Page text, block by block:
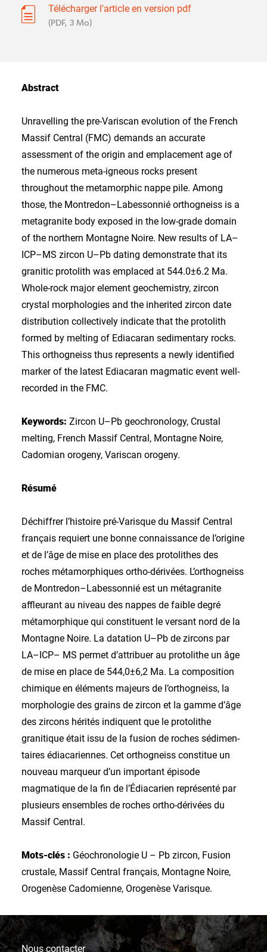
Télécharger l'article en version pdf
(PDF, 3 Mo)
Abstract
Unravelling the pre-Variscan evolution of the French
Massif Central (FMC) demands an accurate
assessment of the origin and emplacement age of
the numerous meta-igneous rocks present
throughout the metamorphic nappe pile. Among
those, the Montredon–Labessonnié orthogneiss is a
metagranite body exposed in the low-grade domain
of the northern Montagne Noire. New results of LA–
ICP–MS zircon U–Pb dating demonstrate that its
granitic protolith was emplaced at 544.0±6.2 Ma.
Whole-rock major element geo­chemistry, zircon
crystal morphologies and the inherited zircon date
distribution collectively indicate that the protolith
formed by melting of Ediacaran sedimentary rocks.
This orthogneiss thus represents a newly identified
marker of the latest Ediacaran magmatic event well-
recorded in the FMC.
Keywords: Zircon U–Pb geochronology, Crustal
melting, French Massif Central, Montagne Noire,
Cadomian orogeny, Variscan orogeny.
Résumé
Déchiffrer l’histoire pré-Varisque du Massif Central
fran­çais requiert une bonne connaissance de l’origine
et de l’âge de mise en place des protolithes des
roches métamorphiques ortho-dérivées. L’orthogneiss
de Montredon–Labessonnié est un métagranite
affleurant au niveau des nappes de faible degré
métamorphique qui constituent le versant nord de la
Montagne Noire. La datation U–Pb de zircons par
LA–ICP– MS permet d’attribuer au protolithe un âge
de mise en place de 544,0±6,2 Ma. La composition
chimique en éléments majeurs de l’orthogneiss, la
morphologie des grains de zircon et la gamme d’âge
des zircons hérités indiquent que le pro­tolithe
granitique était issu de la fusion de roches sédimen­
taires édiacariennes. Cet orthogneiss constitue un
nouveau marqueur d’un important épisode
magmatique de la fin de l’Édiacarien représenté par
plusieurs ensembles de roches ortho-dérivées du
Massif Central.
Mots-clés : Géochronologie U – Pb zircon, Fusion
crustale, Massif Central français, Montagne Noire,
Orogenèse Cadomienne, Orogenèse Varisque.
Nous contacter